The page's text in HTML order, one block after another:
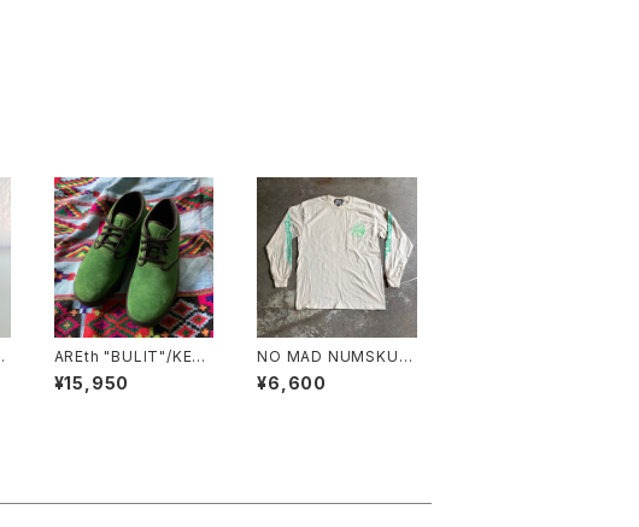
AREth "BULIT"/KELL
Y
¥15,950
NO MAD NUMSKUL
L "NMN MULTI PRIN
T L/T"(NATURAL.L)
¥6,600